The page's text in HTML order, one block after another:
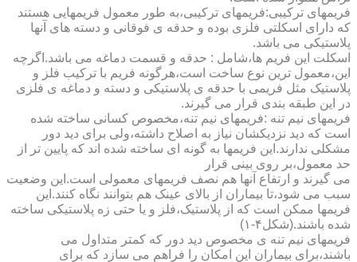
فریمهای ترکیبی:فریمهای ترکیبی،به طور معمول فریمهایی هستند
که دارای اسکلتی فلزی بوده و حدقه ی فوقانی و دسته های آنها
پلاستیکی می باشد.
اسکلت این فریم ها،شامل : حدقه و قسمت دماغه می باشد.اگرچه
این،معمول ترین نوع ساخت است،هرگونه فریم با ترکیب فلز و
پلاستیک مثل فریمی با حدقه ی پلاستیکی و دسته و دماغه ی فلزی
در این طبقه بندی قرار می گیرند.
فریمهای نیم تنه :فریمهای نیم تنه،مخصوص کسانی ساخته شده
است که دید نزدیکشان نیاز به اصلاح داشته،ولی برای دید دور
مشکلی ندارند.این فریمها به گونه ای ساخته شده اند که پایین تر از
حد معمول،بر روی بینی قرار
می گیرند و ارتفاع آنها هم نصف فریمهای معمولی است.این وضعیت
سبب می شود،تا بیماران از بالای عینک هم بتوانند نگاه کنند.این
فریمها ممکن است که از پلاستیک،فلز و یا حتی زه پلاستیکی ساخته
شده باشند.(شکل۴-۱)
فریمهای نیم تنه ی مخصوص دید دور که کمتر متداول می
باشند،برای بیماران این امکان را فراهم می سازد که برای